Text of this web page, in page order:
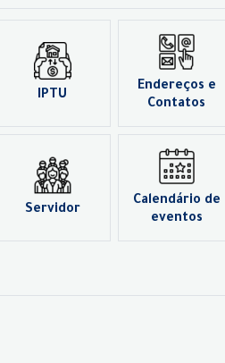
IPTU
Endereços e
Contatos
Servidor
Calendário de
eventos